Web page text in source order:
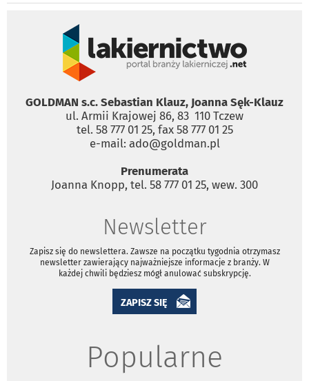
GOLDMAN s.c. Sebastian Klauz, Joanna Sęk-Klauz
ul. Armii Krajowej 86, 83 ­ 110 Tczew
tel. 58 777 01 25, fax 58 777 01 25
e-mail: ado@goldman.pl
Prenumerata
Joanna Knopp, tel. 58 777 01 25, wew. 300
Newsletter
Zapisz się do newslettera. Zawsze na początku tygodnia otrzymasz
newsletter zawierający najważniejsze informacje z branży. W
każdej chwili będziesz mógł anulować subskrypcję.
ZAPISZ SIĘ
Popularne